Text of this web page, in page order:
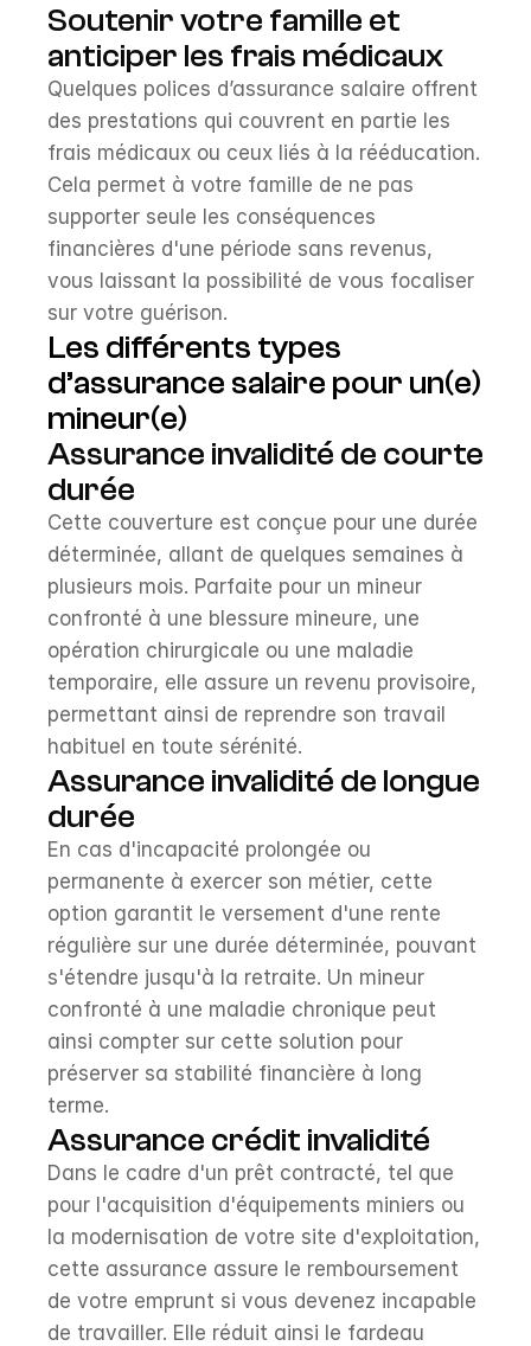
Soutenir votre famille et
anticiper les frais médicaux
Quelques polices d’assurance salaire offrent
des prestations qui couvrent en partie les
frais médicaux ou ceux liés à la rééducation.
Cela permet à votre famille de ne pas
supporter seule les conséquences
financières d'une période sans revenus,
vous laissant la possibilité de vous focaliser
sur votre guérison.
Les différents types
d’assurance salaire pour un(e)
mineur(e)
Assurance invalidité de courte
durée
Cette couverture est conçue pour une durée
déterminée, allant de quelques semaines à
plusieurs mois. Parfaite pour un mineur
confronté à une blessure mineure, une
opération chirurgicale ou une maladie
temporaire, elle assure un revenu provisoire,
permettant ainsi de reprendre son travail
habituel en toute sérénité.
Assurance invalidité de longue
durée
En cas d'incapacité prolongée ou
permanente à exercer son métier, cette
option garantit le versement d'une rente
régulière sur une durée déterminée, pouvant
s'étendre jusqu'à la retraite. Un mineur
confronté à une maladie chronique peut
ainsi compter sur cette solution pour
préserver sa stabilité financière à long
terme.
Assurance crédit invalidité
Dans le cadre d'un prêt contracté, tel que
pour l'acquisition d'équipements miniers ou
la modernisation de votre site d'exploitation,
cette assurance assure le remboursement
de votre emprunt si vous devenez incapable
de travailler. Elle réduit ainsi le fardeau